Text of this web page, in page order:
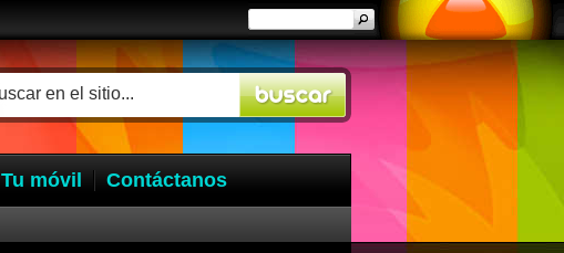
Tu móvil Contáctanos